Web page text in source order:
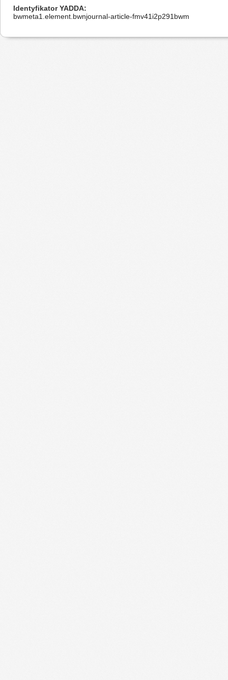
Identyfikator YADDA
bwmeta1.element.bwnjournal-article-fmv41i2p291bwm